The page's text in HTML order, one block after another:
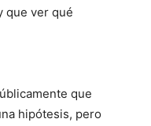
que ver qué
que
hipótesis, pero